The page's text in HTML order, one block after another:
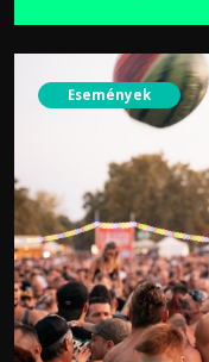
Események